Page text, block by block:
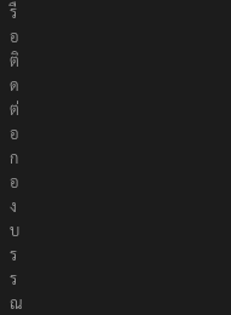
รื
อ
ติ
ด
ต่
อ
ก
อ
ง
บ
ร
ร
ณ